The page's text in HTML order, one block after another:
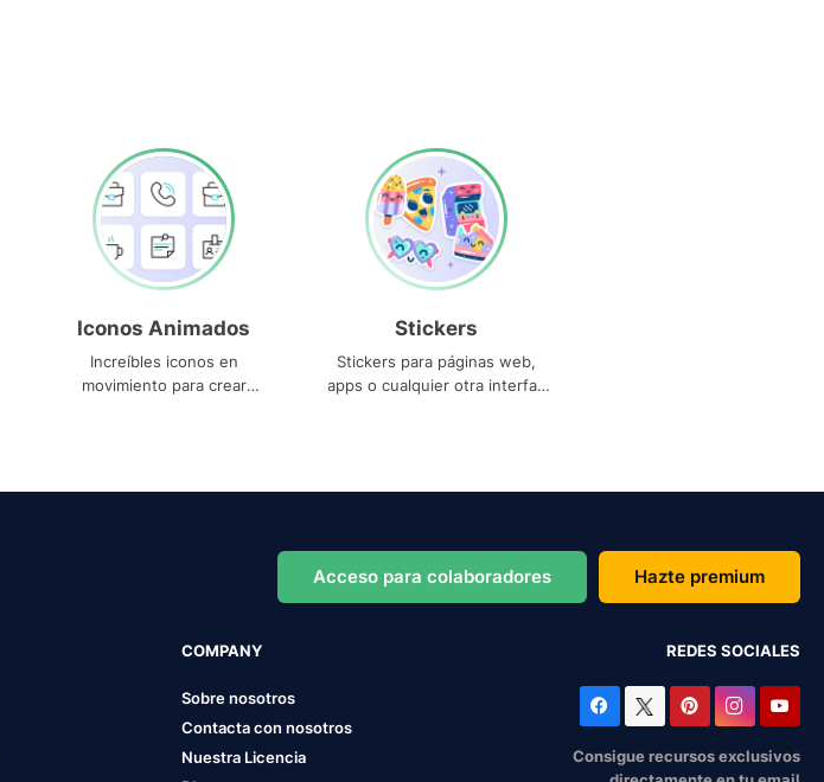
Iconos Animados
Increíbles iconos en
movimiento para crear
Stickers
Stickers para páginas web,
apps o cualquier otra interfaz
Acceso para colaboradores Hazte premium
COMPANY
Sobre nosotros
Contacta con nosotros
Nuestra Licencia
REDES SOCIALES
Consigue recursos exclusivos